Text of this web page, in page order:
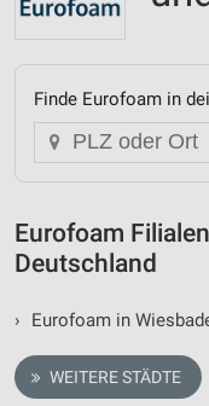
Finde Eurofoam in
Eurofoam
Deutschland
› Eurofoam in
WEITERE STÄDTE